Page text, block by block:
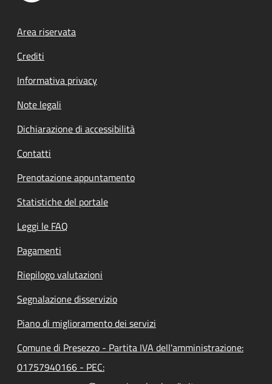
Footer menu
Area riservata
Crediti
Informativa privacy
Note legali
Dichiarazione di accessibilità
Contatti
Prenotazione appuntamento
Statistiche del portale
Leggi le FAQ
Pagamenti
Riepilogo valutazioni
Segnalazione disservizio
Piano di miglioramento dei servizi
Comune di Presezzo - Partita IVA dell'amministrazione:
01757940166 - PEC: